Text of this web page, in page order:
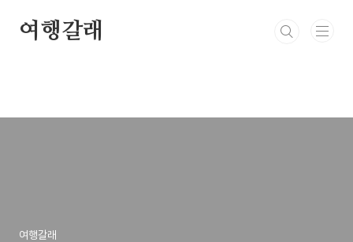
여행갈래
여행갈래